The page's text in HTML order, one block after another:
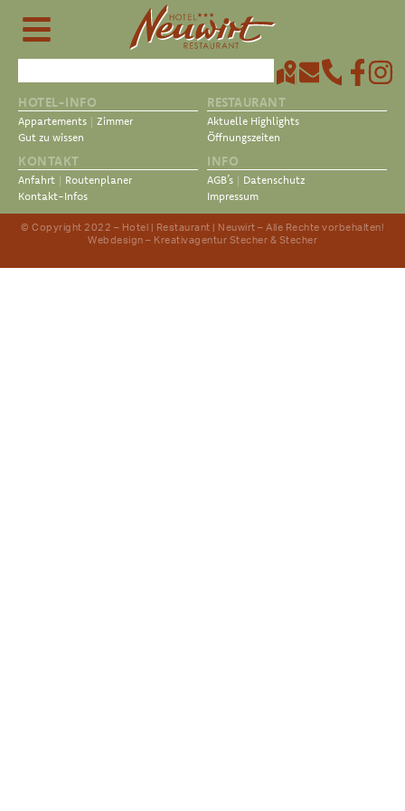
HOTEL-INFO
Appartements | Zimmer
Gut zu wissen
RESTAURANT
Aktuelle Highlights
Öffnungszeiten
KONTAKT
Anfahrt | Routenplaner
Kontakt-Infos
INFO
AGB’s | Datenschutz
Impressum
© Copyright 2022 – Hotel | Restaurant | Neuwirt – Alle Rechte vorbehalten!
Webdesign – Kreativagentur Stecher & Stecher